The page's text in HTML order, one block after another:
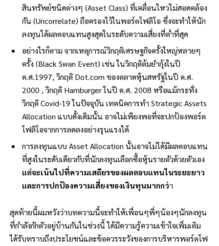
สินทรัพย์ชนิดต่างๆ (Asset Class) ที่เคลื่อนไหวไม่สอดคล้อง
กัน (Uncorrelate) ถือครองไว้ในพอร์ตโฟลิโอ ซึ่งจะทำให้นัก
ลงทุนได้ผลตอบแทนสูงสุดในระดับความเสี่ยงที่ต่ำที่สุด
อย่างไรก็ตาม จากเหตุการณ์วิกฤติเศรษฐกิจครั้งใหญ่หลายๆ
ครั้ง (Black Swan Event) เช่น ในวิกฤติต้มยำกุ้งในปี
ค.ศ.1997, วิกฤติ Dot.com ของตลาดหุ้นสหรัฐในปี ค.ศ.
2000 , วิกฤติ Hamburger ในปี ค.ศ. 2008 หรือแม้กระทั่ง
วิกฤติ Covid-19 ในปัจจุบัน เทคนิคการทำ Strategic Assets
Allocation แบบดั้งเดิมนั้น อาจไม่เพียงพอที่จะปกป้องพอร์ต
โฟลิโอจากการลดลงอย่างรุนแรงได้
การลงทุนแบบ Asset Allocation นั้นอาจไม่ได้มีผลตอบแทน
ที่สูงในระดับเดียวกับที่นักลงทุนเลือกซื้อหุ้นรายตัวด้วยตัวเอง
แต่จะเน้นไปที่ความเสถียรของผลตอบแทนในระยะยาว
และการปกป้องความเสี่ยงของเงินทุนมากกว่า
สุดท้ายนี้ผมหวังว่าบทความนี้จะทำให้เพื่อนๆพี่ๆน้องๆนักลงทุน
ที่กำลังกักตัวอยู่บ้านกันในช่วงนี้ ได้มีความรู้ความเข้าใจเพิ่มเติม
ได้รับทราบถึงประโยชน์และข้อควรระวังของการบริหารพอร์ตโฟ